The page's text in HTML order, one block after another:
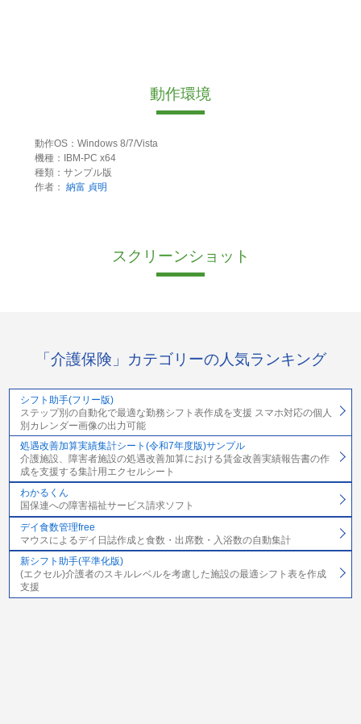
動作環境
動作OS：Windows 8/7/Vista
機種：IBM-PC x64
種類：サンプル版
作者： 納富 貞明
スクリーンショット
「介護保険」カテゴリーの人気ランキング
シフト助手(フリー版)
ステップ別の自動化で最適な勤務シフト表作成を支援 スマホ対応の個人
別カレンダー画像の出力可能
処遇改善加算実績集計シート(令和7年度版)サンプル
介護施設、障害者施設の処遇改善加算における賃金改善実績報告書の作
成を支援する集計用エクセルシート
わかるくん
国保連への障害福祉サービス請求ソフト
デイ食数管理free
マウスによるデイ日誌作成と食数・出席数・入浴数の自動集計
新シフト助手(平準化版)
(エクセル)介護者のスキルレベルを考慮した施設の最適シフト表を作成
支援